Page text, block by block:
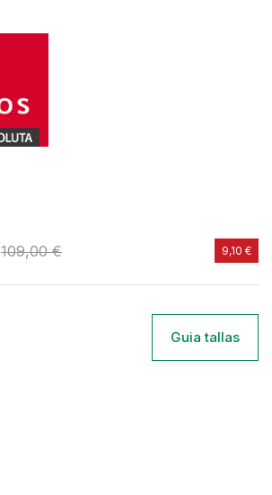
109,00 € 9,10 €
Guia tallas